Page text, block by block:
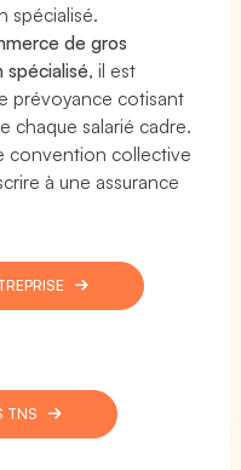
spécialisé.
de gros
spécialisé, il est
prévoyance cotisant
chaque salarié cadre.
convention collective
à une assurance
TNS